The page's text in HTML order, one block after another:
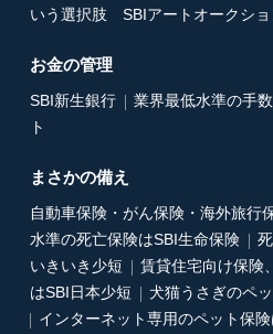
いう選択肢 SBIアートオークショ
お金の管理
SBI新生銀行
業界最低水準の手
ト
まさかの備え
自動車保険・がん保険・海外旅行
水準の死亡保険はSBI生命保険
いきいき少短
賃貸住宅向け保険
はSBI日本少短
犬猫うさぎのペ
インターネット専用のペット保